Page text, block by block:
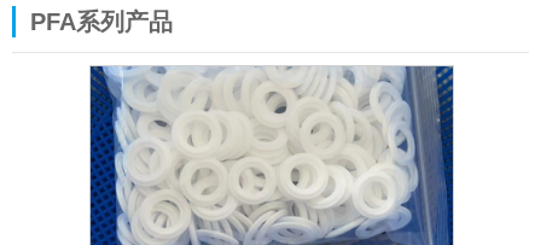
PFA系列产品